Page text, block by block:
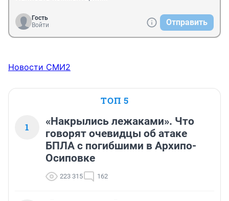
Гость
Войти
Отправить
Новости СМИ2
ТОП 5
1
«Накрылись лежаками». Что
говорят очевидцы об атаке
БПЛА с погибшими в Архипо-
Осиповке
223 315 162